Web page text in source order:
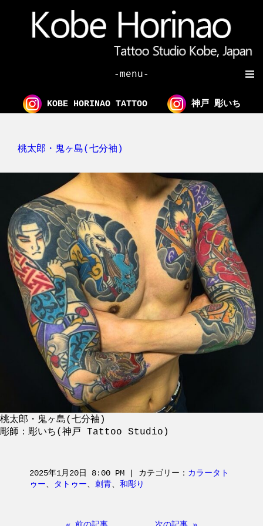
-menu-
KOBE HORINAO TATTOO 神戸 彫いち
桃太郎・鬼ヶ島(七分袖)
桃太郎・鬼ヶ島(七分袖)
彫師：彫いち(神戸 Tattoo Studio)
2025年1月20日 8:00 PM | カテゴリー： カラータト
ゥー、 タトゥー、 刺青、 和彫り